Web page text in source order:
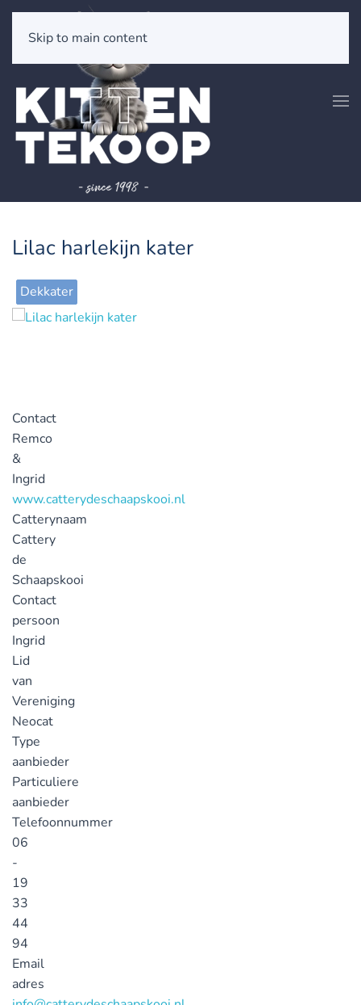
Skip to main content
Lilac harlekijn kater
Dekkater
Contact
Remco
&
Ingrid
www.catterydeschaapskooi.nl
Catterynaam
Cattery
de
Schaapskooi
Contact
persoon
Ingrid
Lid
van
Vereniging
Neocat
Type
aanbieder
Particuliere
aanbieder
Telefoonnummer
06
-
19
33
44
94
Email
adres